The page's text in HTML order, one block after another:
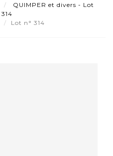
QUIMPER et divers - Lot
314
Lot n° 314